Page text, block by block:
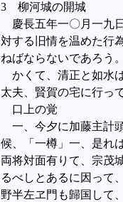
3 柳河城の開城
慶長五年一〇月一九
対する旧情を温めた行
ねばならないであろう。
かくて、清正と如水
太夫、賢賀の宅に行っ
口上の覚
一、今夕に加藤主計
候、「一樽」一、是れ
両将対面有りて、宗茂
るべしとあるに因って
野半左ヱ門も歸国して